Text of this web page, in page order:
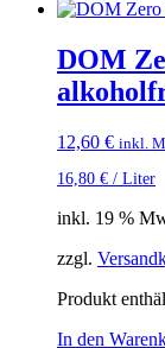
DOM
12,60 € inkl.
16,80 € / Liter
inkl. 19 %
zzgl.
Produkt
In den